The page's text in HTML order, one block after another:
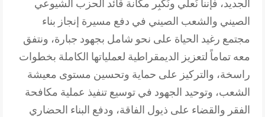
الجديد، فإننا نُعلي ونُكبِر مكانة قائد الحزب الشيوعي
الصيني والشعب الصيني في دفع مسيرة إنجاز بناء
مجتمع رغيد الحياة على نحو شامل بجهود جبارة، ونتفق
معه تماماً لتعزيز الديمقراطية لعملياتها الكاملة بخطوات
راسخة، والتركيز على حماية وتحسين مستوى معيشة
الشعب، وتوحيد الجهود في توسيع تنفيذ عملية مكافحة
الفقر والقضاء على ذيول الفاقة، ودفع البناء الحضاري